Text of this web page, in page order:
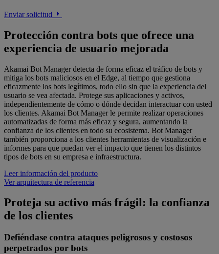
Enviar solicitud
Protección contra bots que ofrece una
experiencia de usuario mejorada
Akamai Bot Manager detecta de forma eficaz el tráfico de bots y
mitiga los bots maliciosos en el Edge, al tiempo que gestiona
eficazmente los bots legítimos, todo ello sin que la experiencia del
usuario se vea afectada. Protege sus aplicaciones y activos,
independientemente de cómo o dónde decidan interactuar con usted
los clientes. Akamai Bot Manager le permite realizar operaciones
automatizadas de forma más eficaz y segura, aumentando la
confianza de los clientes en todo su ecosistema. Bot Manager
también proporciona a los clientes herramientas de visualización e
informes para que puedan ver el impacto que tienen los distintos
tipos de bots en su empresa e infraestructura.
Leer información del producto
Ver arquitectura de referencia
Proteja su activo más frágil: la confianza
de los clientes
Defiéndase contra ataques peligrosos y costosos
perpetrados por bots